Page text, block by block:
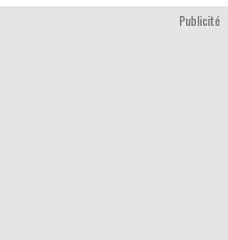
Publicité